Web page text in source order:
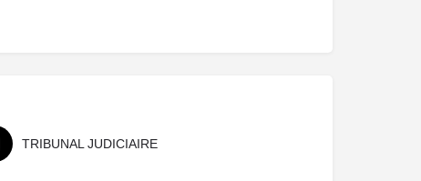
TRIBUNAL JUDICIAIRE